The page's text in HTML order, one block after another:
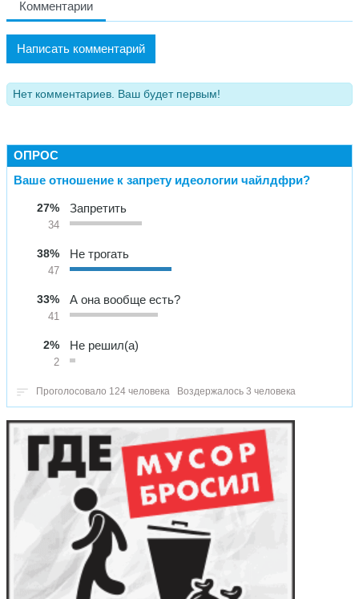
Комментарии
Написать комментарий
Нет комментариев. Ваш будет первым!
ОПРОС
Ваше отношение к запрету идеологии чайлдфри?
27%
34
Запретить
38%
47
Не трогать
33%
41
А она вообще есть?
2%
2
Не решил(а)
Проголосовало 124 человека Воздержалось 3 человека